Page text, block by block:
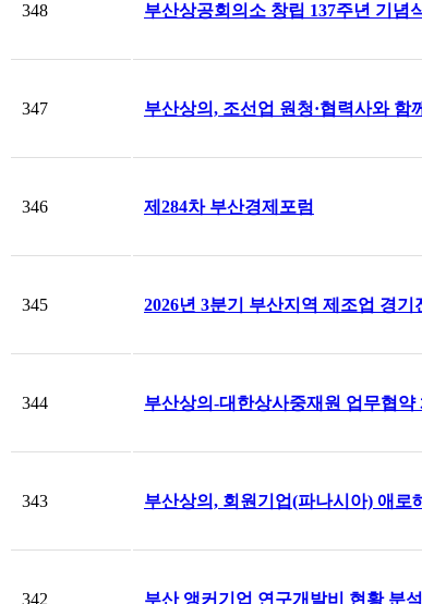
348 부산상공회의소 창립 137주년 기념
347 부산상의, 조선업 원청·협력사와 함
346 제284차 부산경제포럼
345 2026년 3분기 부산지역 제조업 경
344 부산상의-대한상사중재원 업무협약
343 부산상의, 회원기업(파나시아) 애로
342 부산 앵커기업 연구개발비 현황 분석